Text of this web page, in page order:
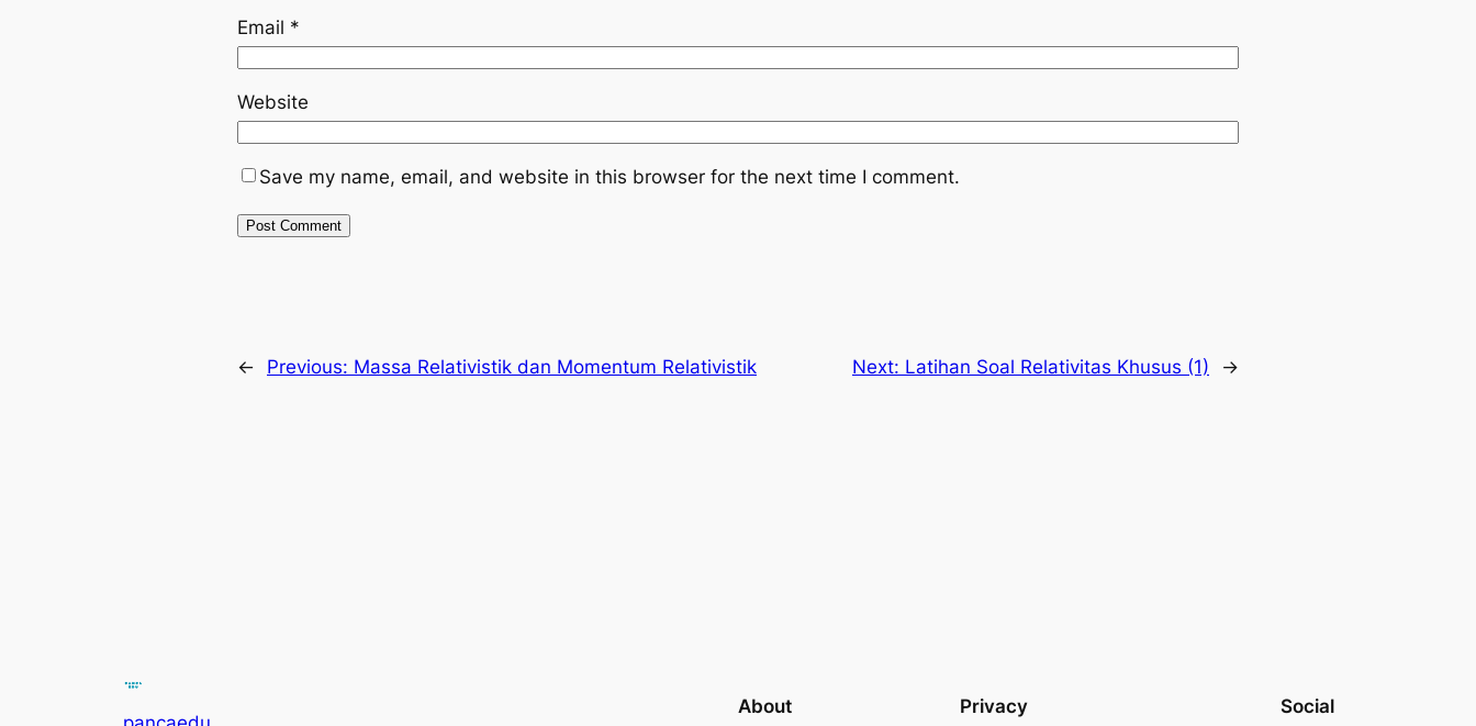
Email *
Website
Save my name, email, and website in this browser for the next time I comment.
← Previous: Massa Relativistik dan Momentum Relativistik Next: Latihan Soal Relativitas Khusus (1) →
About Privacy Social